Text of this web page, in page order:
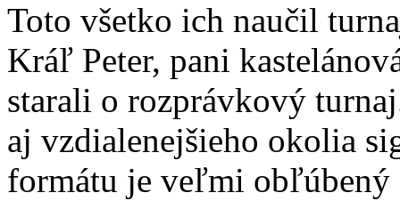
Toto všetko ich naučil
Kráľ Peter, pani
starali o rozprávkový
aj vzdialenejšieho okolia
formátu je veľmi obľúbený